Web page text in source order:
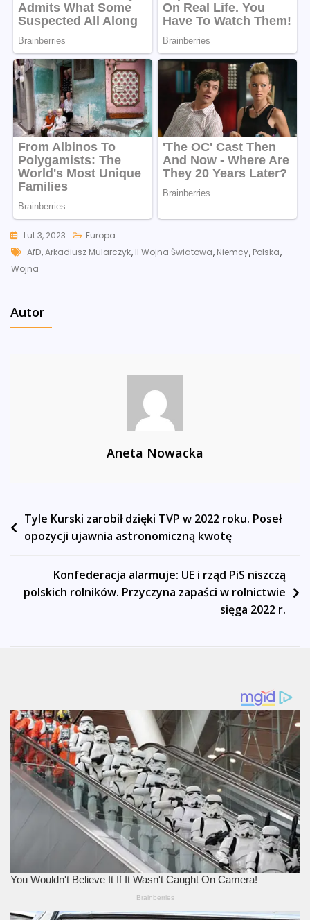
Lut 3, 2023
Europa
Tags
AfD,Arkadiusz Mularczyk, II Wojna Światowa, Niemcy, Polska,
Wojna
Autor
Aneta Nowacka
Nawigacja
wpisu
Tyle Kurski zarobił dzięki TVP w 2022 roku. Poseł
opozycji ujawnia astronomiczną kwotę
Konfederacja alarmuje: UE i rząd PiS niszczą
polskich rolników. Przyczyna zapaści w rolnictwie
sięga 2022 r.